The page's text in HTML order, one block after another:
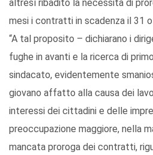
altresì ribadito la necessità di
mesi i contratti in scadenza il 31
“A tal proposito – dichiarano i
fughe in avanti e la ricerca di
sindacato, evidentemente
giovano affatto alla causa dei
interessi dei cittadini e delle
preoccupazione maggiore, nella
mancata proroga dei contratti,